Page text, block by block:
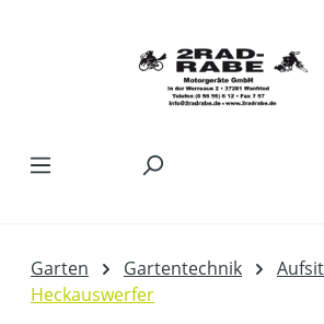
Garten Gartentechnik
Heckauswerfer